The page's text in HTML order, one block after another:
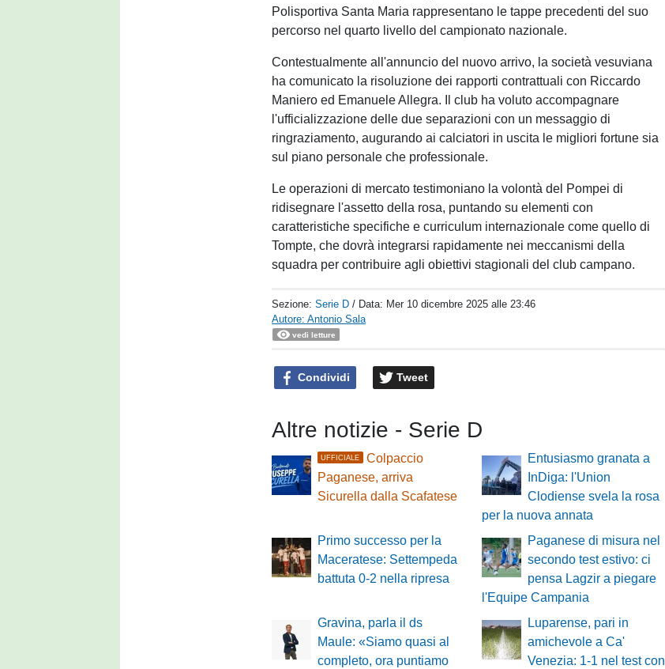
Polisportiva Santa Maria rappresentano le tappe precedenti del suo
percorso nel quarto livello del campionato nazionale.
Contestualmente all'annuncio del nuovo arrivo, la società vesuviana
ha comunicato la risoluzione dei rapporti contrattuali con Riccardo
Maniero ed Emanuele Allegra. Il club ha voluto accompagnare
l'ufficializzazione delle due separazioni con un messaggio di
ringraziamento, augurando ai calciatori in uscita le migliori fortune sia
sul piano personale che professionale.
Le operazioni di mercato testimoniano la volontà del Pompei di
ridisegnare l'assetto della rosa, puntando su elementi con
caratteristiche specifiche e curriculum internazionale come quello di
Tompte, che dovrà integrarsi rapidamente nei meccanismi della
squadra per contribuire agli obiettivi stagionali del club campano.
Sezione:Serie D / Data: Mer 10 dicembre 2025 alle 23:46
Autore: Antonio Sala
vedi letture
Condividi Tweet
Altre notizie - Serie D
UFFICIALE
Colpaccio
Paganese, arriva
Sicurella dalla Scafatese
Entusiasmo granata a
InDiga: l'Union
Clodiense svela la rosa
per la nuova annata
Primo successo per la
Maceratese: Settempeda
battuta 0-2 nella ripresa
Paganese di misura nel
secondo test estivo: ci
pensa Lagzir a piegare
l'Equipe Campania
Gravina, parla il ds
Maule: «Siamo quasi al
completo, ora puntiamo
Luparense, pari in
amichevole a Ca'
Venezia: 1-1 nel test con